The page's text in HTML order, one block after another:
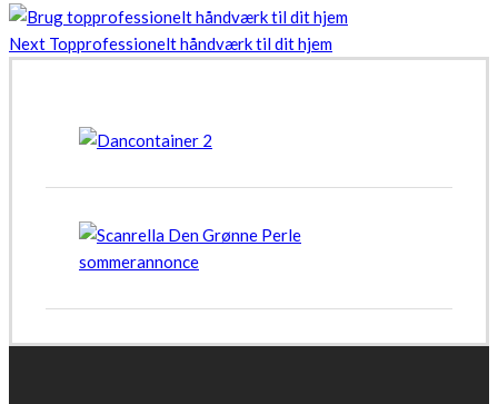
Next Topprofessionelt håndværk til dit hjem